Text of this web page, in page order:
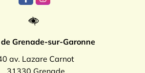
Lien vers le compte Facebook
Lien vers le compte
Grenade-sur-Garonne
av. Lazare Carnot
31330 Grenade